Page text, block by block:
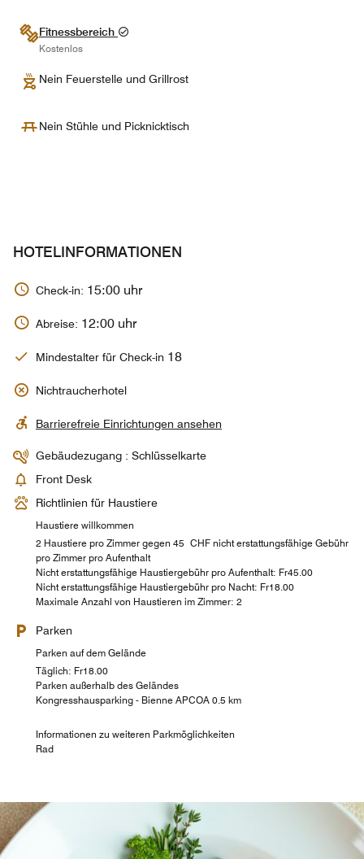
Fitnessbereich
Kostenlos
Nein Feuerstelle und Grillrost
Nein Stühle und Picknicktisch
HOTELINFORMATIONEN
Check-in: 15:00 uhr
Abreise: 12:00 uhr
Mindestalter für Check-in 18
Nichtraucherhotel
Barrierefreie Einrichtungen ansehen
Gebäudezugang : Schlüsselkarte
Front Desk
Richtlinien für Haustiere
Haustiere willkommen
2 Haustiere pro Zimmer gegen 45 CHF nicht erstattungsfähige Gebühr
pro Zimmer pro Aufenthalt
Nicht erstattungsfähige Haustiergebühr pro Aufenthalt: ₣45.00
Nicht erstattungsfähige Haustiergebühr pro Nacht: ₣18.00
Maximale Anzahl von Haustieren im Zimmer: 2
Parken
Parken auf dem Gelände
Täglich: ₣18.00
Parken außerhalb des Geländes
Kongresshausparking - Bienne APCOA 0.5 km
Informationen zu weiteren Parkmöglichkeiten
Rad